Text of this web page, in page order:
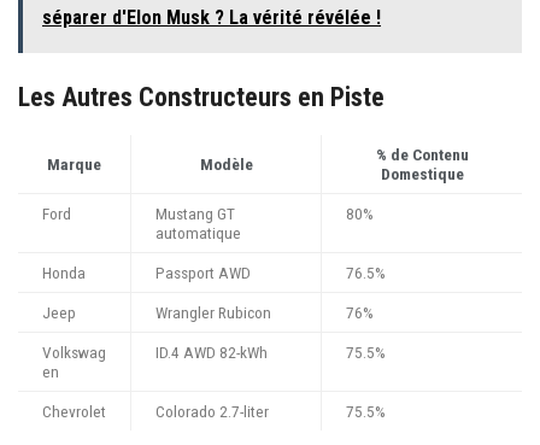
séparer d'Elon Musk ? La vérité révélée !
Les Autres Constructeurs en Piste
Marque Modèle
% de Contenu
Domestique
Ford
Mustang GT
automatique
80%
Honda Passport AWD 76.5%
Jeep Wrangler Rubicon 76%
Volkswag
en
ID.4 AWD 82-kWh 75.5%
Chevrolet Colorado 2.7-liter 75.5%